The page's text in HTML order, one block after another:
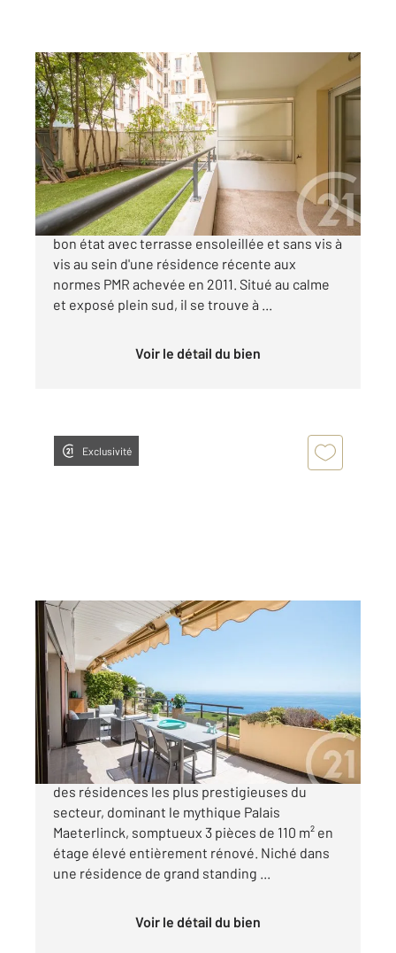
NICE 06
39 m2, 2 pièces
Ref : 16581
Appartement F2 à vendre
230 000 €
Acropolis - Coulée verte - Joli deux pièces en
bon état avec terrasse ensoleillée et sans vis à
vis au sein d'une résidence récente aux
normes PMR achevée en 2011. Situé au calme
et exposé plein sud, il se trouve à ...
Voir le détail du bien
Exclusivité
NICE 06
110,04 m
, 3 pièces
Ref : 16774
Appartement F3 à vendre
1 750 000 €
Cap de Nice - Idéalement situé, au sein de l'une
des résidences les plus prestigieuses du
secteur, dominant le mythique Palais
Maeterlinck, somptueux 3 pièces de 110 m² en
étage élevé entièrement rénové. Niché dans
une résidence de grand standing ...
Voir le détail du bien